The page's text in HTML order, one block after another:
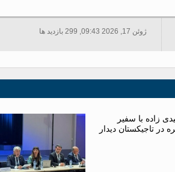
ژوئن 17, 2026 09:43, 299 بازدید ها
زاده با سفیر
در تاجیکستان دیدار